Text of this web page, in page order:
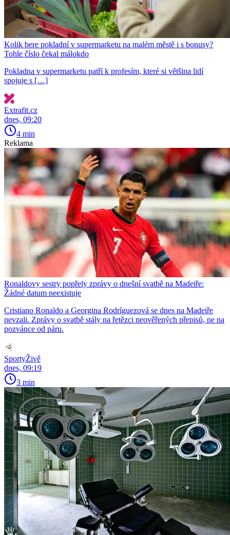
Kolik bere pokladní v supermarketu na malém městě i s bonusy?
Tohle číslo čekal málokdo
Pokladna v supermarketu patří k profesím, které si většina lidí
spojuje s […]
Extrafit.cz
dnes, 09:20
4 min
Reklama
Ronaldovy sestry popřely zprávy o dnešní svatbě na Madeiře:
Žádné datum neexistuje
Cristiano Ronaldo a Georgina Rodríguezová se dnes na Madeiře
nevzali. Zprávy o svatbě stály na řetězci neověřených přepisů, ne na
pozvánce od páru.
SportyŽivě
dnes, 09:19
3 min